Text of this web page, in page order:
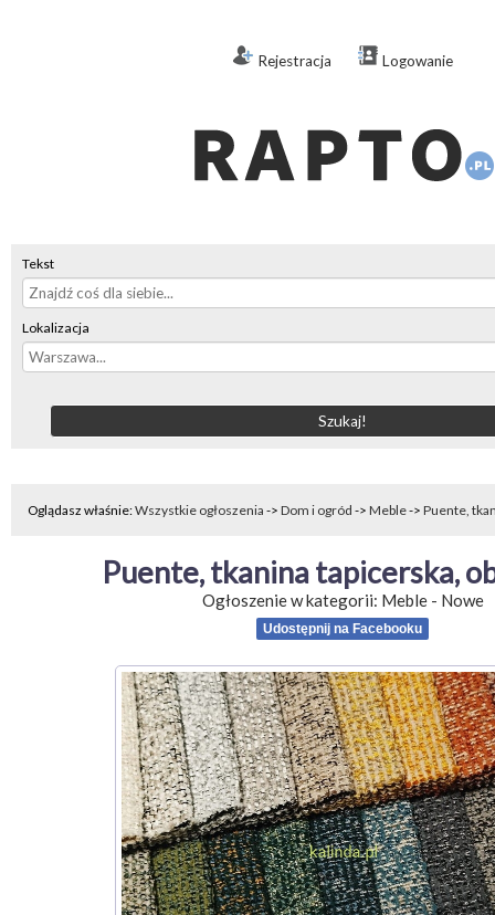
Rejestracja Logowanie
Tekst
Lokalizacja
Oglądasz właśnie:Wszystkie ogłoszenia -> Dom i ogród -> Meble-> Puente,
Puente, tkanina tapicerska,
Ogłoszenie w kategorii: Meble- Nowe
Udostępnij na Facebooku